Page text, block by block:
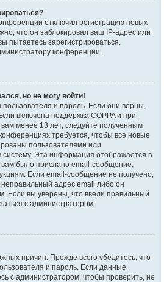
отключил регистрацию новых
что он заблокировал ваш IP-адрес или
пытаетесь зарегистрироваться.
конференции.
но не могу войти!
и пароль. Если они верны,
включена поддержка COPPA и при
вам менее 13 лет, следуйте полученным
требуется, чтобы все новые
пользователями или
систему. Эта информация отображается в
вам было прислано email-сообщение,
Если email-сообщение не получено,
адрес email либо он
Если вы уверены, что ввели правильный
с администратором.
причин. Прежде всего убедитесь, что
и пароль. Если данные
с администратором, чтобы проверить, не